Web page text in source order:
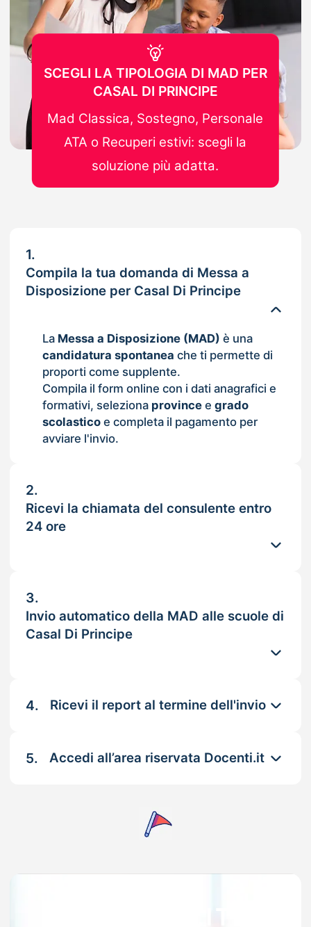
1.
Compila la tua domanda di Messa a
Disposizione per Casal Di Principe
La Messa a Disposizione (MAD) è una
candidatura spontanea che ti permette di
proporti come supplente.
Compila il form online con i dati anagrafici e
formativi, seleziona provincee grado
scolasticoe completa il pagamento per
avviare l'invio.
2.
Ricevi la chiamata del consulente entro
24 ore
3.
Invio automatico della MAD alle scuole di
Casal Di Principe
4. Ricevi il report al termine dell'invio
5. Accedi all’area riservata Docenti.it
SCEGLI LA TIPOLOGIA DI MAD PER
CASAL DI PRINCIPE
Mad Classica, Sostegno, Personale
ATA o Recuperi estivi: scegli la
soluzione più adatta.